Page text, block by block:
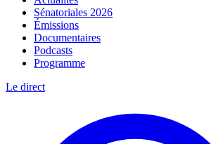
Sénatoriales 2026
Émissions
Documentaires
Podcasts
Programme
Le direct